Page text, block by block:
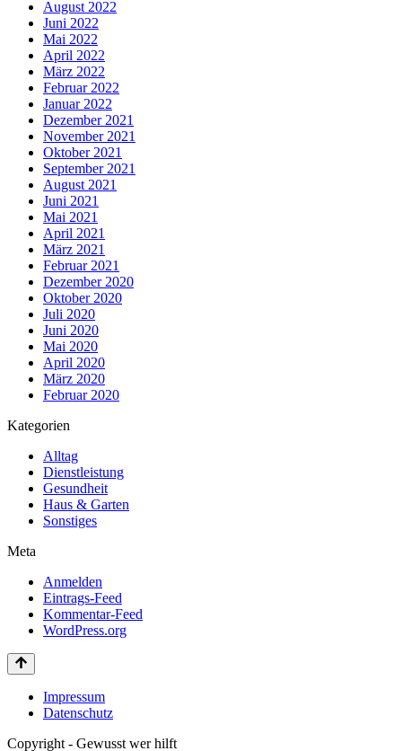
August 2022
Juni 2022
Mai 2022
April 2022
März 2022
Februar 2022
Januar 2022
Dezember 2021
November 2021
Oktober 2021
September 2021
August 2021
Juni 2021
Mai 2021
April 2021
März 2021
Februar 2021
Dezember 2020
Oktober 2020
Juli 2020
Juni 2020
Mai 2020
April 2020
März 2020
Februar 2020
Kategorien
Alltag
Dienstleistung
Gesundheit
Haus & Garten
Sonstiges
Meta
Anmelden
Eintrags-Feed
Kommentar-Feed
WordPress.org
Impressum
Datenschutz
Copyright - Gewusst wer hilft